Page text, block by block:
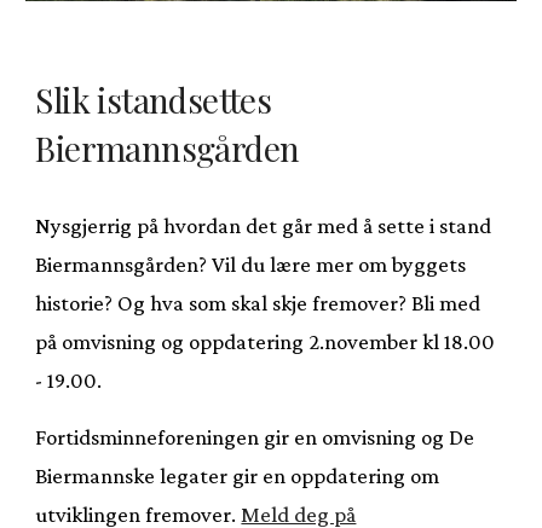
Slik istandsettes
Biermannsgården
Nysgjerrig på hvordan det går med å sette i stand
Biermannsgården? Vil du lære mer om byggets
historie? Og hva som skal skje fremover? Bli med
på omvisning og oppdatering 2.november kl 18.00
- 19.00.
Fortidsminneforeningen gir en omvisning og De
Biermannske legater gir en oppdatering om
utviklingen fremover. Meld deg på